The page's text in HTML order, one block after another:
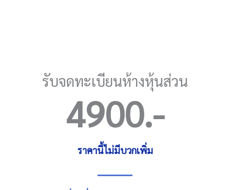
รับจดทะเบียนห้างหุ้นส่วน
ราคานี้ไม่มีบวกเพิ่ม
4900.-